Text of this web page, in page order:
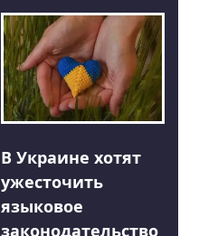
В Украине хотят
ужесточить
языковое
законодательство